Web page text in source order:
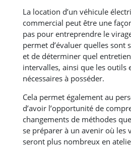
La location d’un véhicule
commercial peut être une
pas pour entreprendre le
permet d’évaluer quelles sont
et de déterminer quel
intervalles, ainsi que les outils
nécessaires à posséder.
Cela permet également au
d’avoir l’opportunité de
changements de méthodes
se préparer à un avenir où les
seront plus nombreux en